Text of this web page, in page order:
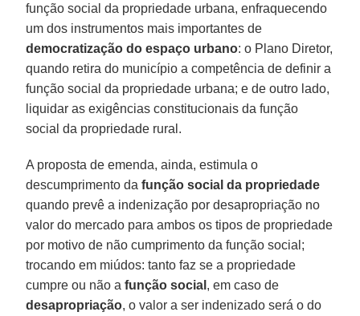
função social da propriedade urbana, enfraquecendo
um dos instrumentos mais importantes de
democratização do espaço urbano: o Plano Diretor,
quando retira do município a competência de definir a
função social da propriedade urbana; e de outro lado,
liquidar as exigências constitucionais da função
social da propriedade rural.
A proposta de emenda, ainda, estimula o
descumprimento dafunção social da propriedade
quando prevê a indenização por desapropriação no
valor do mercado para ambos os tipos de propriedade
por motivo de não cumprimento da função social;
trocando em miúdos: tanto faz se a propriedade
cumpre ou não afunção social , em caso de
desapropriação, o valor a ser indenizado será o do